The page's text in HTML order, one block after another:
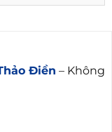
Điền – Không